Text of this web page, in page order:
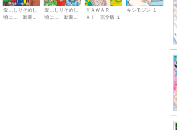
愛…しりそめし
頃に… 新装...
愛…しりそめし
頃に… 新装...
ＹＡＷＡＲ
Ａ！ 完全版 １
キシモジン １